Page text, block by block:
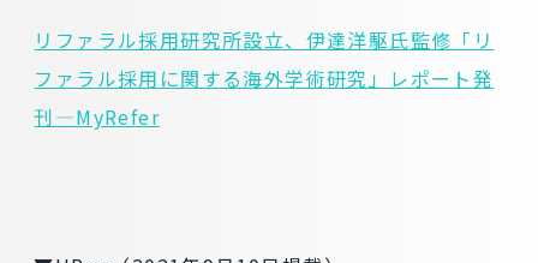
リファラル採用研究所設立、伊達洋駆氏監修「リ
ファラル採用に関する海外学術研究」レポート発
刊―MyRefer